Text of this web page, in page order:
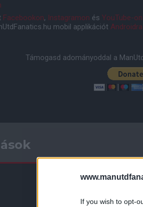
If you wish to opt-
Facebookon, Instagramon és YouTube-
mobil applikációt Androidra
Támogasd adományoddal a